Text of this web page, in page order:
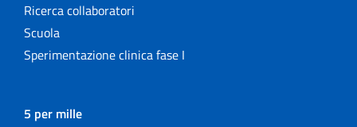
Ricerca collaboratori
Scuola
Sperimentazione clinica fase I
5 per mille